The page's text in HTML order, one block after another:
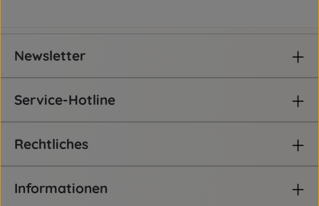
Newsletter
Service-Hotline
Rechtliches
Informationen